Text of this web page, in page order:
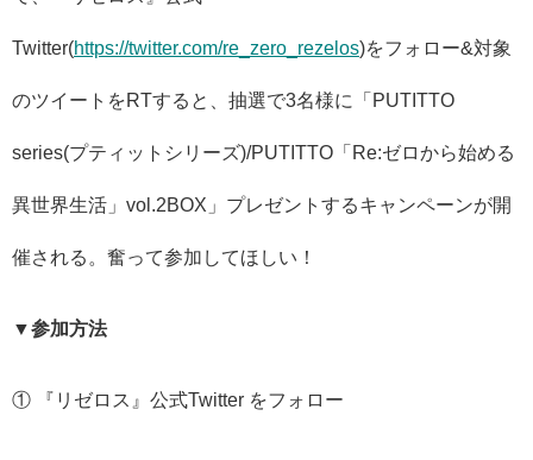
Twitter(https://twitter.com/re_zero_rezelos)をフォロー&対象
のツイートをRTすると、抽選で3名様に「PUTITTO
series(プティットシリーズ)/PUTITTO「Re:ゼロから始める
異世界生活」vol.2BOX」プレゼントするキャンペーンが開
催される。奮って参加してほしい！
▼参加方法
① 『リゼロス』公式Twitter をフォロー